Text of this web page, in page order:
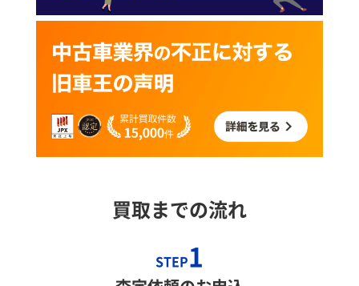
買取までの流れ
STEP1